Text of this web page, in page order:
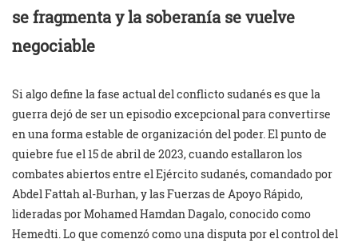
se fragmenta y la soberanía se vuelve
negociable
Si algo define la fase actual del conflicto sudanés es que la
guerra dejó de ser un episodio excepcional para convertirse
en una forma estable de organización del poder. El punto de
quiebre fue el 15 de abril de 2023, cuando estallaron los
combates abiertos entre el Ejército sudanés, comandado por
Abdel Fattah al-Burhan, y las Fuerzas de Apoyo Rápido,
lideradas por Mohamed Hamdan Dagalo, conocido como
Hemedti. Lo que comenzó como una disputa por el control del